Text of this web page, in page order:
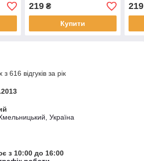
219₴
Купити
219
616 відгуків за рік
Україна
з 10:00 до 16:00